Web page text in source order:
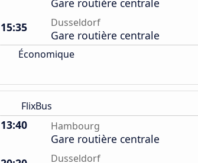
Gare routière centrale
15:35
Dusseldorf
Gare routière centrale
Économique
FlixBus
13:40 Hambourg
Gare routière centrale
Dusseldorf